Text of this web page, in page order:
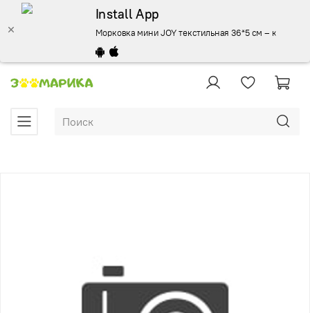
Install App
Морковка мини JOY текстильная 36*5 см – купить